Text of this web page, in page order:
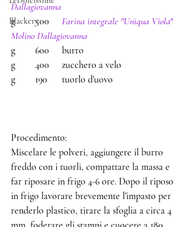
Blackery
Dallagiovanna
Farina integrale "Uniqua Viola"
Molino Dallagiovanna
g	600	 burro
g	400	 zucchero a velo
g	190	 tuorlo d'uovo
Procedimento:
Miscelare le polveri, aggiungere il burro
freddo con i tuorli, compattare la massa e
far riposare in frigo 4-6 ore. Dopo il riposo
in frigo lavorare brevemente l'impasto per
renderlo plastico, tirare la sfoglia a circa 4